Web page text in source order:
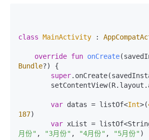
class MainActivity :
override fun onCreate
Bundle?)
{
super
var datas = listOf<Int>(
187)
var xList =
月份" , "3月份" , "4月份" , "5月份" )